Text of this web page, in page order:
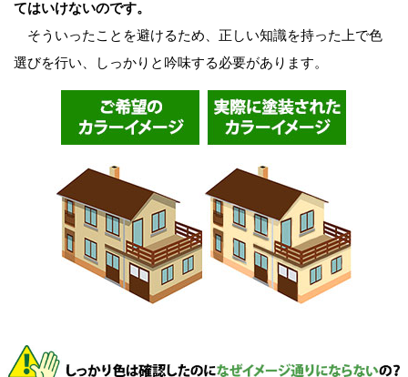
てはいけないのです。
そういったことを避けるため、正しい知識を持った上で色
選びを行い、しっかりと吟味する必要があります。